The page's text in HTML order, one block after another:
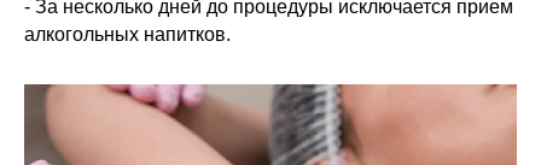
- За несколько дней до процедуры исключается прием
алкогольных напитков.